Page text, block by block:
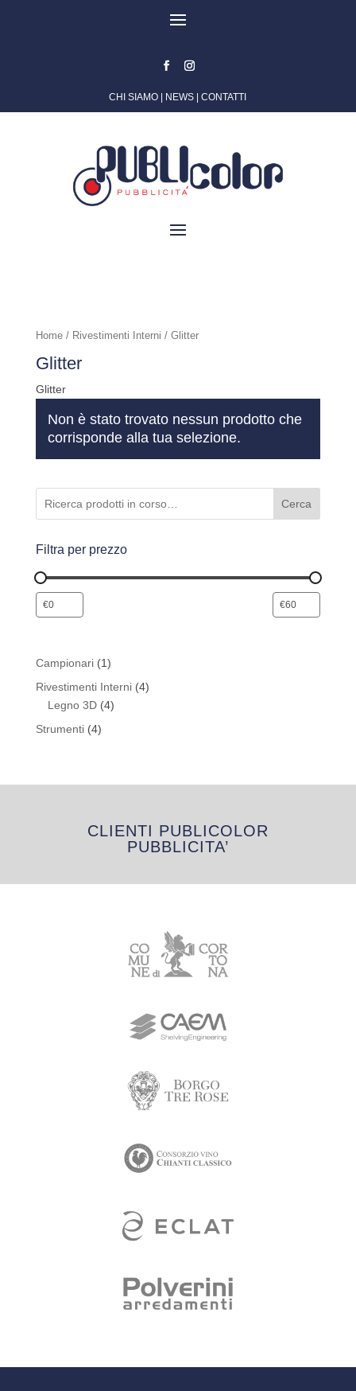
CHI SIAMO NEWS |CONTATTI
Home/ Rivestimenti Interni / Glitter
Glitter
Glitter
Non è stato trovato nessun prodotto che
corrisponde alla tua selezione.
Cerca
Filtra per prezzo
Campionari 11
prodotto
Rivestimenti Interni 44
Legno 3D 44
Strumenti 44
CLIENTI PUBLICOLOR
PUBBLICITA’